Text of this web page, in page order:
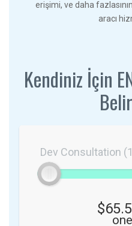
erişimi, ve daha
aracı
Kendiniz İçin
Dev Consultation